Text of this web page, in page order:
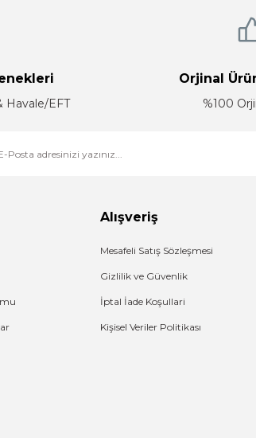
Havale/EFT
Orjinal
%100
Alışveriş
Mesafeli Satış Sözleşmesi
Gizlilik ve Güvenlik
İptal İade Koşullari
Kişisel Veriler Politikası